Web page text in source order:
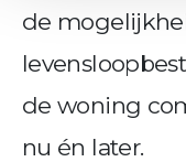
de
de woning
nu én later.